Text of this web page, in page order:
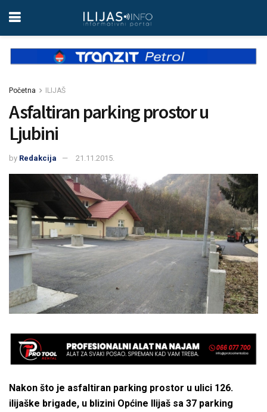
Početna ILIJAŠ
Asfaltiran parking prostor u
Ljubini
by Redakcija 21.11.2015.
Nakon što je asfaltiran parking prostor u ulici 126.
ilijaške brigade, u blizini Općine Ilijaš sa 37 parking